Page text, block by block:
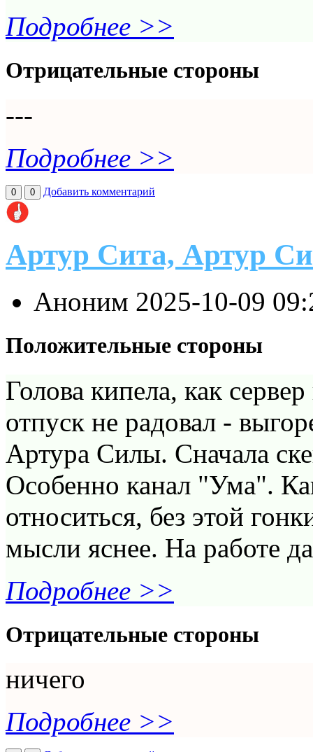
Подробнее >>
Отрицательные стороны
---
Подробнее >>
0 0 Добавить комментарий
Артур Сита, Артур
Аноним 2025-10-09
Положительные стороны
Голова кипела, как
отпуск не радовал -
Артура Силы. Сначала
Особенно канал "Ума".
относиться, без этой
мысли яснее. На работе
Подробнее >>
Отрицательные стороны
ничего
Подробнее >>